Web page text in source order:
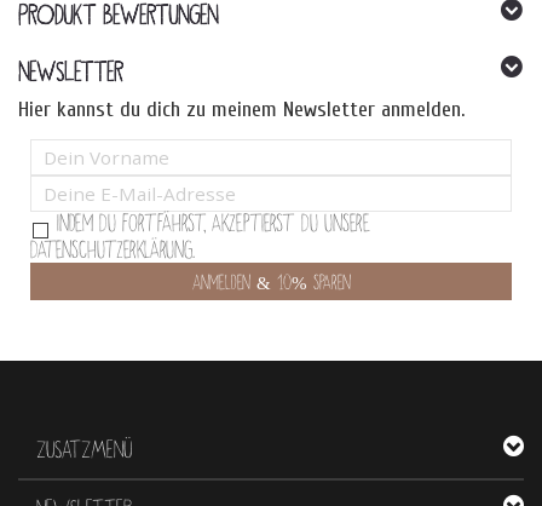
PRODUKT BEWERTUNGEN
NEWSLETTER
Hier kannst du dich zu meinem Newsletter anmelden.
Indem Du fortfährst, akzeptierst Du unsere
Datenschutzerklärung.
ZUSATZMENÜ